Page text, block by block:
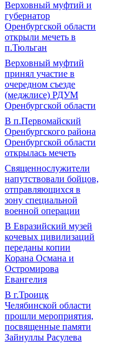
Верховный муфтий и
губернатор
Оренбургской области
открыли мечеть в
п.Тюльган
Верховный муфтий
принял участие в
очередном съезде
(меджлисе) РДУМ
Оренбургской области
В п.Первомайский
Оренбургского района
Оренбургской области
открылась мечеть
Священнослужители
напутствовали бойцов,
отправляющихся в
зону специальной
военной операции
В Евразийский музей
кочевых цивилизаций
переданы копии
Корана Османа и
Остромирова
Евангелия
В г.Троицк
Челябинской области
прошли мероприятия,
посвященные памяти
Зайнуллы Расулева